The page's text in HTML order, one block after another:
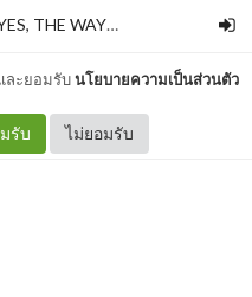
ละยอมรับนโยบายความเป็นส่วนตัว
รับ ไม่ยอมรับ
YOUR SMILE, MY EYES, THE WAY WE ARE .
WINE (1)